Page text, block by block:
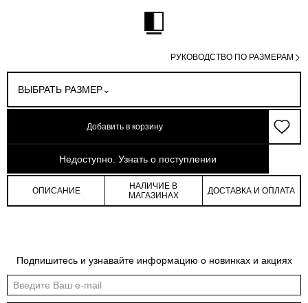
ВЫБРАТЬ РАЗМЕР
РУКОВОДСТВО ПО РАЗМЕРАМ
Добавить в корзину
Недоступно. Узнать о поступлении
арт: 0-8381715-291
Общая таблица размеров показывает нашу стандартную размерную линейку
Международный
размер
размер
груди
талии
бедер
ОПИСАНИЕ
НАЛИЧИЕ В
МАГАЗИНАХ
ДОСТАВКА И ОПЛАТА
Подпишитесь и узнавайте информацию о новинках и акциях